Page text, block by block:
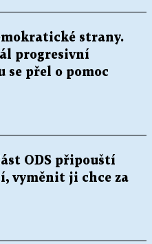
strany.
progresivní
se přel o pomoc
ODS připouští
vyměnit ji chce za